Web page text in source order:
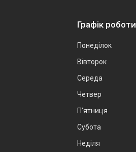
Графік роботи
Понеділок
Вівторок
Середа
Четвер
Пʼятниця
Субота
Неділя